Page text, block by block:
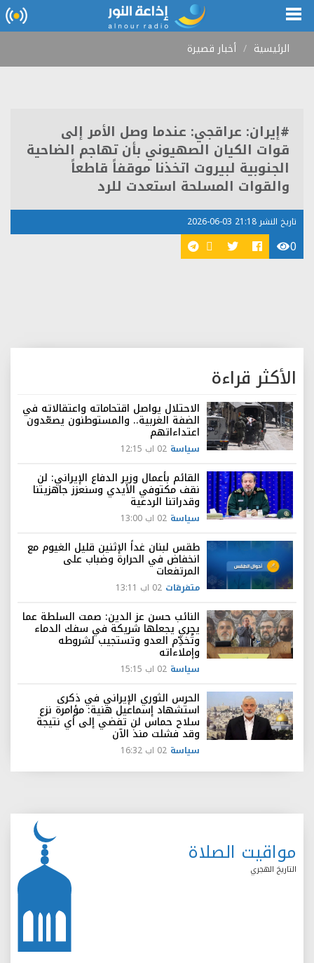
الرئيسية أخبار قصيرة
#إيران: عراقجي: عندما وصل الأمر إلى
قوات الكيان الصهيوني بأن تهاجم الضاحية
الجنوبية لبيروت اتخذنا موقفاً قاطعاً
والقوات المسلحة استعدت للرد
تاريخ النشر 21:18 03-06-2026
0
الأكثر قراءة
الاحتلال يواصل اقتحاماته واعتقالاته في
الضفة الغربية.. والمستوطنون يصعّدون
اعتداءاتهم
سياسة 02 اب 12:15
القائم بأعمال وزير الدفاع الإيراني: لن
نقف مكتوفي الأيدي وسنعزز جاهزيتنا
وقدراتنا الردعية
سياسة 02 اب 13:00
طقس لبنان غداً الإثنين قليل الغيوم مع
انخفاض في الحرارة وضباب على
المرتفعات
متفرقات 02 اب 13:11
النائب حسن عز الدين: صمت السلطة عما
يجري يجعلها شريكة في سفك الدماء
وتُخدِّم العدو وتستجيب لشروطه
وإملاءاته
سياسة 02 اب 15:15
الحرس الثوري الإيراني في ذكرى
استشهاد إسماعيل هنية: مؤامرة نزع
سلاح حماس لن تفضي إلى أي نتيجة
وقد فشلت منذ الآن
سياسة 02 اب 16:32
مواقيت الصلاة
التاريخ الهجري